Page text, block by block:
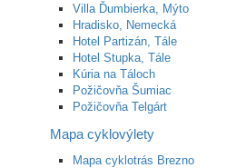
Villa Ďumbierka, Mýto
Hradisko, Nemecká
Hotel Partizán, Tále
Hotel Stupka, Tále
Kúria na Táloch
Požičovňa Šumiac
Požičovňa Telgárt
Mapa cyklovýlety
Mapa cyklotrás Brezno